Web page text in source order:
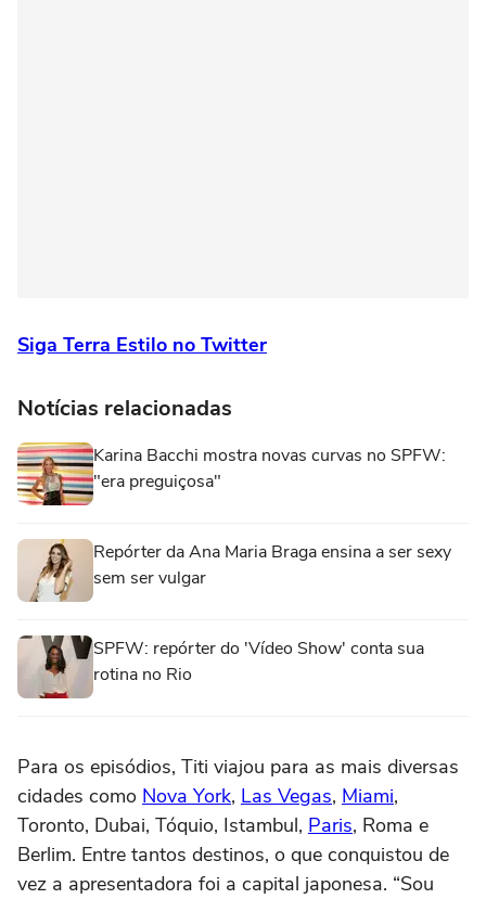
Siga Terra Estilo no Twitter
Notícias relacionadas
Karina Bacchi mostra novas curvas no SPFW:
"era preguiçosa"
Repórter da Ana Maria Braga ensina a ser sexy
sem ser vulgar
SPFW: repórter do 'Vídeo Show' conta sua
rotina no Rio
Para os episódios, Titi viajou para as mais diversas
cidades como Nova York, Las Vegas, Miami,
Toronto, Dubai, Tóquio, Istambul, Paris, Roma e
Berlim. Entre tantos destinos, o que conquistou de
vez a apresentadora foi a capital japonesa. “Sou